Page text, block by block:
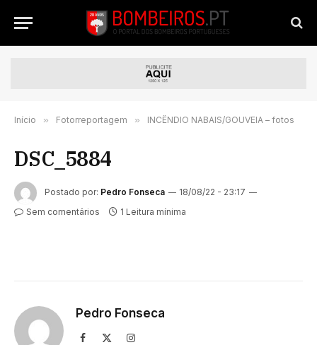
Início » Fotorreportagem » INCÊNDIO NABAIS/GOUVEIA – fotos
DSC_5884
Postado por: Pedro Fonseca
18/08/22 - 23:17
Sem comentários
1 Leitura mínima
Pedro Fonseca
Facebook Instagram